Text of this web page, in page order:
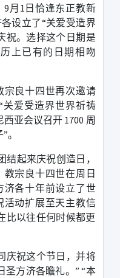
9 月 1 日恰逢东正教新
设立了“关爱受造界
祝。选择这个日期是
上已有的日期相吻
宗良十四世再次邀请
关爱受造界世界祈祷
西亚会议召开 1700 周
”。
结起来庆祝创造日，
教宗良十四世在周日
济各十年前设立了世
活动扩展至天主教信
比以往任何时候都更
庆祝这个节日，并将
圣方济各瞻礼。 ” “本